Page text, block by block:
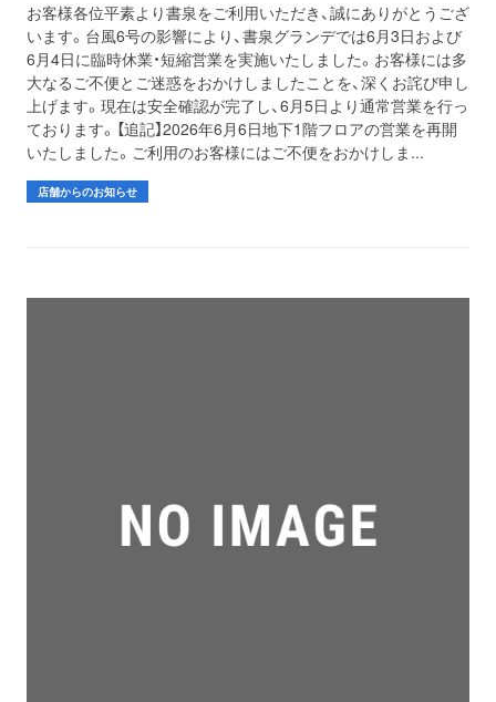
お客様各位平素より書泉をご利用いただき、誠にありがとうござ
います。台風6号の影響により、書泉グランデでは6月3日および
6月4日に臨時休業・短縮営業を実施いたしました。お客様には多
大なるご不便とご迷惑をおかけしましたことを、深くお詫び申し
上げます。現在は安全確認が完了し、6月5日より通常営業を行っ
ております。【追記】2026年6月6日地下1階フロアの営業を再開
いたしました。ご利用のお客様にはご不便をおかけしま...
店舗からのお知らせ